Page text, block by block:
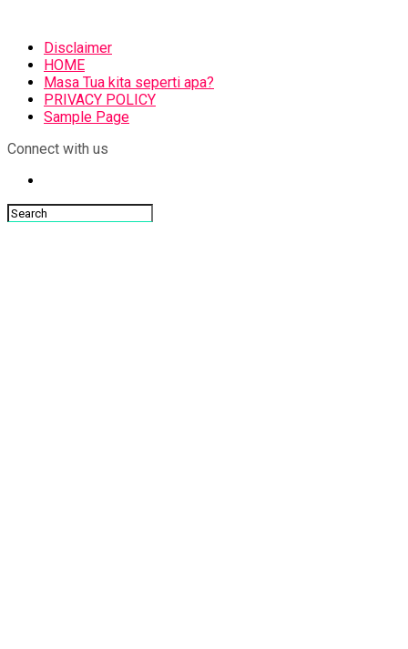
Disclaimer
HOME
Masa Tua kita seperti apa?
PRIVACY POLICY
Sample Page
Connect with us